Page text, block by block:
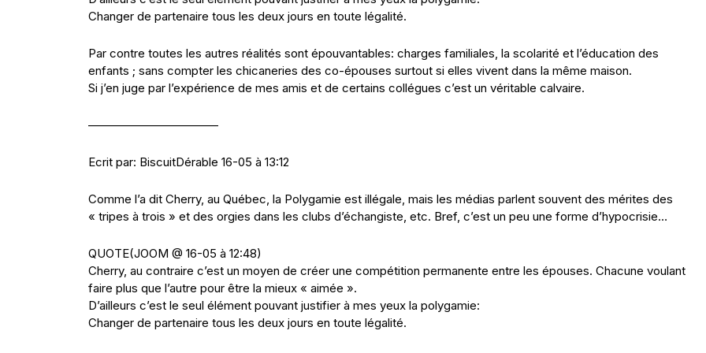
Changer de partenaire tous les deux jours en toute légalité.
Par contre toutes les autres réalités sont épouvantables: charges familiales, la scolarité et l’éducation des
enfants ; sans compter les chicaneries des co-épouses surtout si elles vivent dans la même maison.
Si j’en juge par l’expérience de mes amis et de certains collégues c’est un véritable calvaire.
———————————
Ecrit par: BiscuitDérable 16-05 à 13:12
Comme l’a dit Cherry, au Québec, la Polygamie est illégale, mais les médias parlent souvent des mérites des
« tripes à trois » et des orgies dans les clubs d’échangiste, etc. Bref, c’est un peu une forme d’hypocrisie…
QUOTE(JOOM @ 16-05 à 12:48)
Cherry, au contraire c’est un moyen de créer une compétition permanente entre les épouses. Chacune voulant
faire plus que l’autre pour être la mieux « aimée ».
D’ailleurs c’est le seul élément pouvant justifier à mes yeux la polygamie:
Changer de partenaire tous les deux jours en toute légalité.